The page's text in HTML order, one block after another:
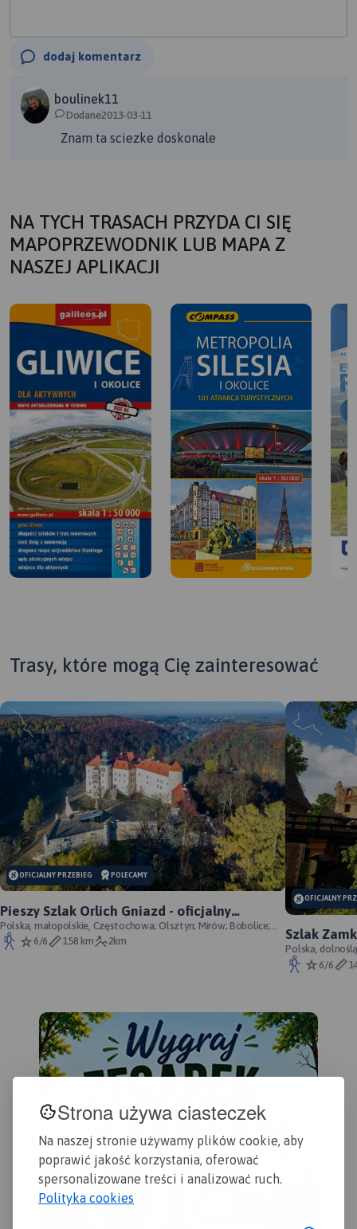
Strona używa ciasteczek
Na naszej stronie używamy plików cookie, aby
poprawić jakość korzystania, oferować
spersonalizowane treści i analizować ruch.
Polityka cookies
dodaj komentarz
boulinek11
Dodane2013-03-11
Znam ta sciezke doskonale
NA TYCH TRASACH PRZYDA CI SIĘ
MAPOPRZEWODNIK LUB MAPA Z
NASZEJ APLIKACJI
MAPA TURYSTYCZNA W
APLIKACJI TRASEO
MAPA TURYSTYCZNA W
APLIKACJI TRASEO
Trasy, które mogą Cię zainteresować
OFICJALNY PRZEBIEG POLECAMY
Pieszy Szlak Orlich Gniazd - oficjalny
przebieg szlaku
Polska, małopolskie, Częstochowa; Olsztyn; Mirów; Bobolice;
Morsko; Ogrodzieniec; Pilica; Smoleń; By
6/6 158 km 2km
OFICJALNY
Szlak
przebieg
Polska,
Śląskie, powiat
6/6